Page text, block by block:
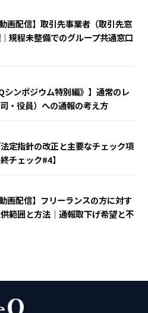
画配信】取引先事業者（取引先窓
規程未整備でのグループ共通窓口
シンポジウム特別編》】通常のレ
・役員）への通報の考え方
定指針の改正と主要なチェック項
チェック#4】
画配信】フリーランスの方に対す
範囲と方法｜通報取下げ希望と不